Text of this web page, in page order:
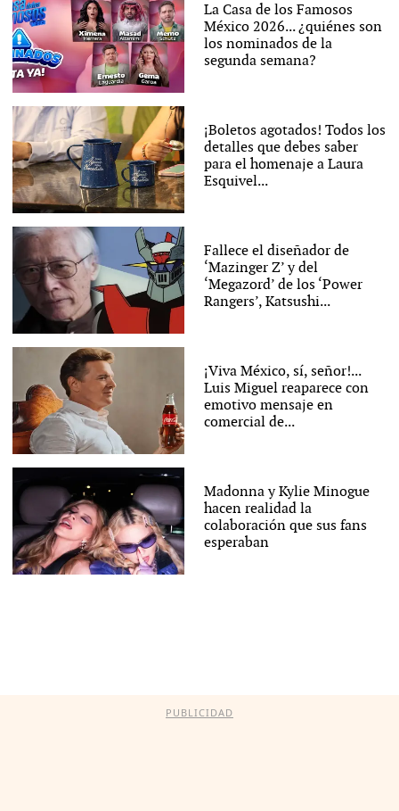
La Casa de los Famosos
México 2026... ¿quiénes son
los nominados de la
segunda semana?
¡Boletos agotados! Todos los
detalles que debes saber
para el homenaje a Laura
Esquivel...
Fallece el diseñador de
‘Mazinger Z’ y del
‘Megazord’ de los ‘Power
Rangers’, Katsushi...
¡Viva México, sí, señor!...
Luis Miguel reaparece con
emotivo mensaje en
comercial de...
Madonna y Kylie Minogue
hacen realidad la
colaboración que sus fans
esperaban
PUBLICIDAD